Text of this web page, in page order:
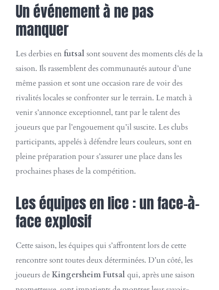
Un événement à ne pas
manquer
Les derbies en futsal sont souvent des moments clés de la
saison. Ils rassemblent des communautés autour d’une
même passion et sont une occasion rare de voir des
rivalités locales se confronter sur le terrain. Le match à
venir s’annonce exceptionnel, tant par le talent des
joueurs que par l’engouement qu’il suscite. Les clubs
participants, appelés à défendre leurs couleurs, sont en
pleine préparation pour s’assurer une place dans les
prochaines phases de la compétition.
Les équipes en lice : un face-à-
face explosif
Cette saison, les équipes qui s’affrontent lors de cette
rencontre sont toutes deux déterminées. D’un côté, les
joueurs deKingersheim Futsal qui, après une saison